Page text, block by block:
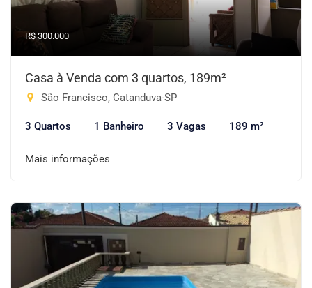
R$ 300.000
Casa à Venda com 3 quartos, 189m²
São Francisco, Catanduva-SP
3 Quartos 1 Banheiro 3 Vagas 189 m²
Mais informações